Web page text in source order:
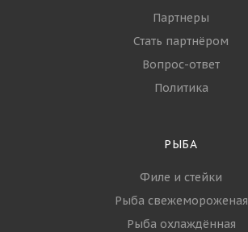
Партнеры
Стать партнёром
Вопрос-ответ
Политика
РЫБА
Филе и стейки
Рыба свежемороженая
Рыба охлаждённая